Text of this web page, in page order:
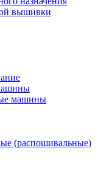
вышивки
машины
(распошивальные)